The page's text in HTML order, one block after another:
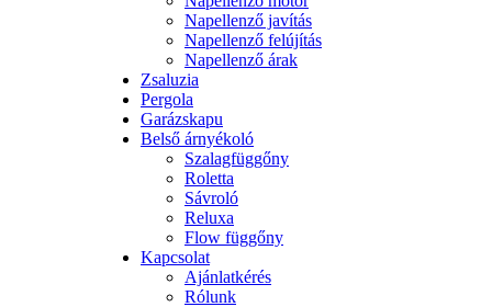
Napellenző javítás
Napellenző felújítás
Napellenző árak
Zsaluzia
Pergola
Garázskapu
Belső árnyékoló
Szalagfüggőny
Roletta
Sávroló
Reluxa
Flow függőny
Kapcsolat
Ajánlatkérés
Rólunk